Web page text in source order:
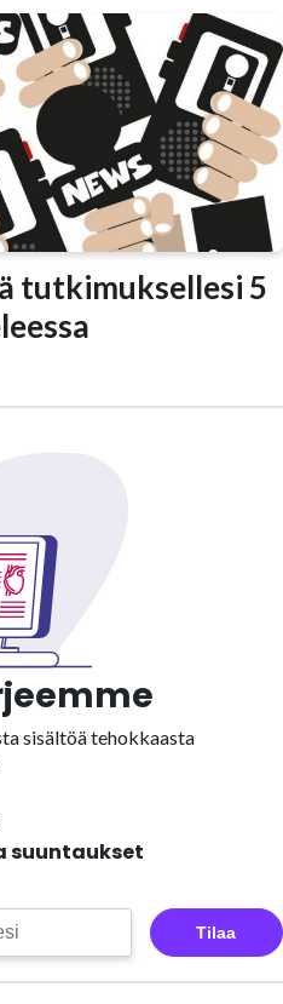
tutkimuksellesi 5
sisältöä tehokkaasta
suuntaukset
Tilaa